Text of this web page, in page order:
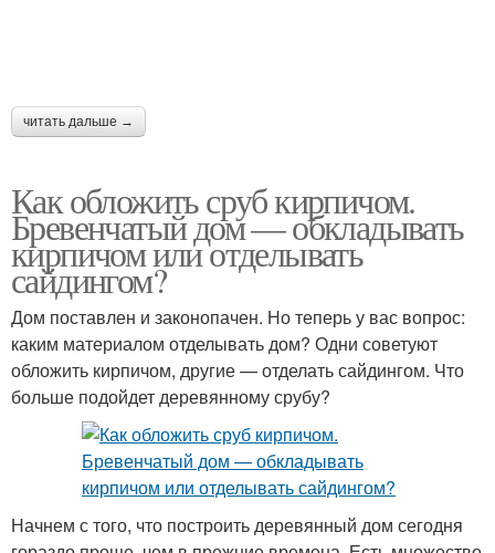
читать дальше →
Как обложить сруб кирпичом.
Бревенчатый дом — обкладывать
кирпичом или отделывать
сайдингом?
Дом поставлен и законопачен. Но теперь у вас вопрос:
каким материалом отделывать дом? Одни советуют
обложить кирпичом, другие — отделать сайдингом. Что
больше подойдет деревянному срубу?
Начнем с того, что построить деревянный дом сегодня